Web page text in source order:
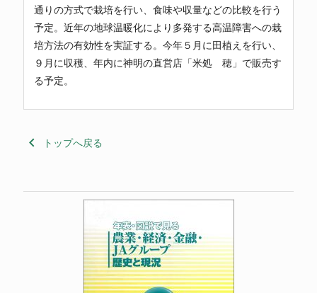
通りの方式で栽培を行い、食味や収量などの比較を行う
予定。近年の地球温暖化により多発する高温障害への栽
培方法の有効性を実証する。今年５月に田植えを行い、
９月に収穫、年内に神明の直営店「米処 穂」で販売す
る予定。
keyboard_arrow_left トップへ戻る